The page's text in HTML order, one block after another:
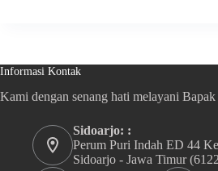
Informasi Kontak
Kami dengan senang hati melayani
Sidoarjo: :
Perum Puri Indah ED 44
Sidoarjo - Jawa Timur